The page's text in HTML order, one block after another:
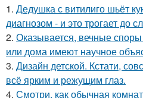
1. Дедушка с витилиго шьёт
диагнозом - и это трогает до
2. Оказывается, вечные
или дома имеют научное
3. Дизайн детской. Кстати,
всё ярким и режущим глаз.
4. Смотри, как обычная